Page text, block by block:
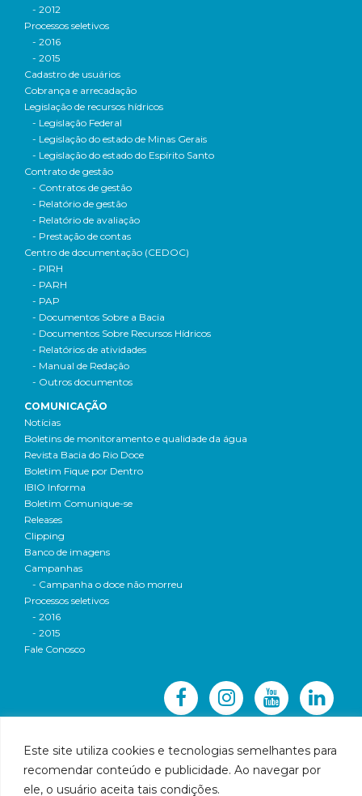
Este site utiliza cookies e tecnologias semelhantes para
recomendar conteúdo e publicidade. Ao navegar por
ele, o usuário aceita tais condições.
- 2012
Processos seletivos
- 2016
- 2015
Cadastro de usuários
Cobrança e arrecadação
Legislação de recursos hídricos
- Legislação Federal
- Legislação do estado de Minas Gerais
- Legislação do estado do Espírito Santo
Contrato de gestão
- Contratos de gestão
- Relatório de gestão
- Relatório de avaliação
- Prestação de contas
Centro de documentação (CEDOC)
- PIRH
- PARH
- PAP
- Documentos Sobre a Bacia
- Documentos Sobre Recursos Hídricos
- Relatórios de atividades
- Manual de Redação
- Outros documentos
COMUNICAÇÃO
Notícias
Boletins de monitoramento e qualidade da água
Revista Bacia do Rio Doce
Boletim Fique por Dentro
IBIO Informa
Boletim Comunique-se
Releases
Clipping
Banco de imagens
Campanhas
- Campanha o doce não morreu
Processos seletivos
- 2016
- 2015
Fale Conosco
© 2016 CBH-Doce - Todos os direitos reservados